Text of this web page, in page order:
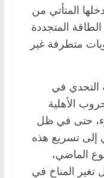
المتأتي من
المتجددة
متطرفة غير
التحدي في
الأهلية
حتى في ظل
إلى تسريع هذه
الماضي،
المناخ في